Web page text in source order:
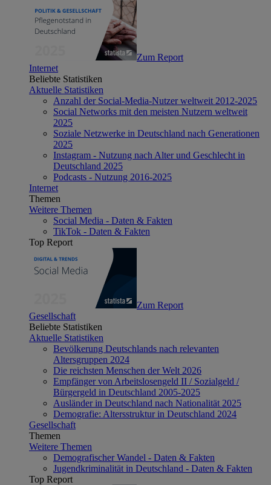
Zum Report
Internet
Beliebte Statistiken
Aktuelle Statistiken
Anzahl der Social-Media-Nutzer weltweit 2012-2025
Social Networks mit den meisten Nutzern weltweit
2025
Soziale Netzwerke in Deutschland nach Generationen
2025
Instagram - Nutzung nach Alter und Geschlecht in
Deutschland 2025
Podcasts - Nutzung 2016-2025
Internet
Themen
Weitere Themen
Social Media - Daten & Fakten
TikTok - Daten & Fakten
Top Report
Zum Report
Gesellschaft
Beliebte Statistiken
Aktuelle Statistiken
Bevölkerung Deutschlands nach relevanten
Altersgruppen 2024
Die reichsten Menschen der Welt 2026
Empfänger von Arbeitslosengeld II / Sozialgeld /
Bürgergeld in Deutschland 2005-2025
Ausländer in Deutschland nach Nationalität 2025
Demografie: Altersstruktur in Deutschland 2024
Gesellschaft
Themen
Weitere Themen
Demografischer Wandel - Daten & Fakten
Jugendkriminalität in Deutschland - Daten & Fakten
Top Report